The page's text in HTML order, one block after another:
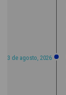
3 de agosto, 2026